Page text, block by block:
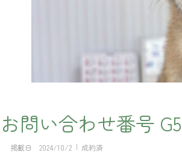
お問い合わせ番号
掲載日 2024/10/2 成約済